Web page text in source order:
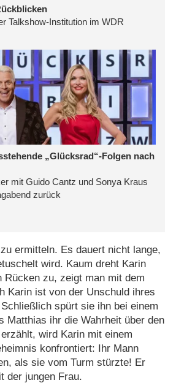
ermitteln. Es dauert nicht lange,
wird. Kaum dreht Karin
Rücken zu, zeigt man mit dem
Karin ist von der Unschuld ihres
spürt sie ihn bei einem
Matthias ihr die Wahrheit über den
wird Karin mit einem
konfrontiert: Ihr Mann
als sie vom Turm stürzte! Er
der jungen Frau.